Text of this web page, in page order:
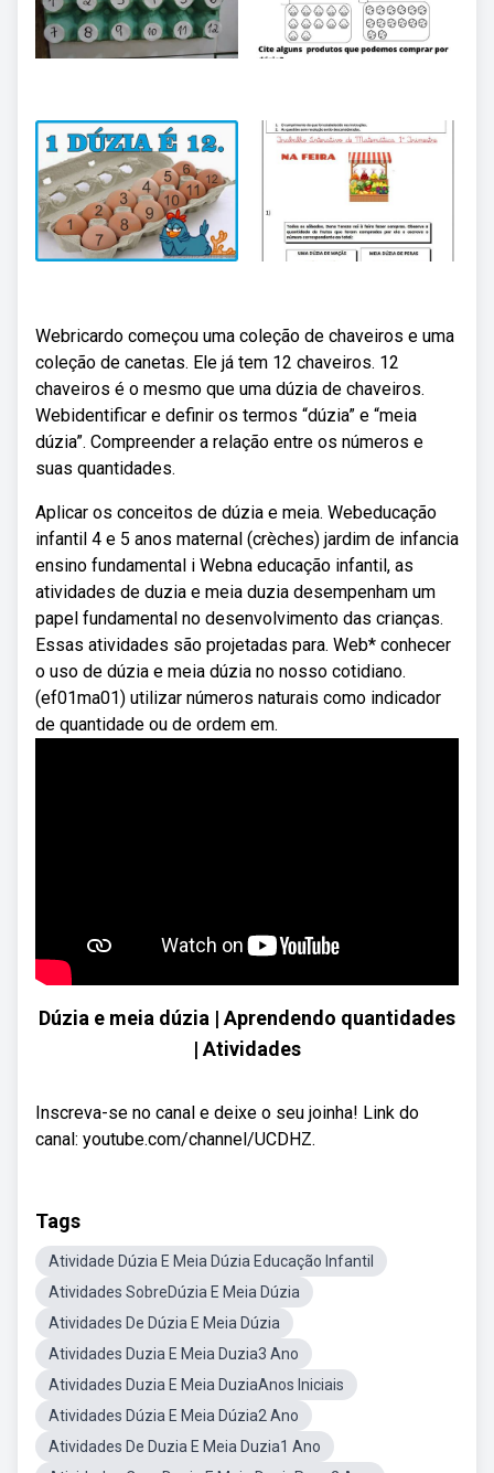
Webricardo começou uma coleção de chaveiros e uma
coleção de canetas. Ele já tem 12 chaveiros. 12
chaveiros é o mesmo que uma dúzia de chaveiros.
Webidentificar e definir os termos “dúzia” e “meia
dúzia”. Compreender a relação entre os números e
suas quantidades.
Aplicar os conceitos de dúzia e meia. Webeducação
infantil 4 e 5 anos maternal (crèches) jardim de infancia
ensino fundamental i Webna educação infantil, as
atividades de duzia e meia duzia desempenham um
papel fundamental no desenvolvimento das crianças.
Essas atividades são projetadas para. Web* conhecer
o uso de dúzia e meia dúzia no nosso cotidiano.
(ef01ma01) utilizar números naturais como indicador
de quantidade ou de ordem em.
Dúzia e meia dúzia | Aprendendo quantidades
| Atividades
Inscreva-se no canal e deixe o seu joinha! Link do
canal: youtube.com/channel/UCDHZ.
Tags
Atividade Dúzia E Meia Dúzia Educação Infantil
Atividades SobreDúzia E Meia Dúzia
Atividades De Dúzia E Meia Dúzia
Atividades Duzia E Meia Duzia3 Ano
Atividades Duzia E Meia DuziaAnos Iniciais
Atividades Dúzia E Meia Dúzia2 Ano
Atividades De Duzia E Meia Duzia1 Ano